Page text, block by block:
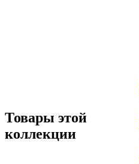
Товары этой
коллекции